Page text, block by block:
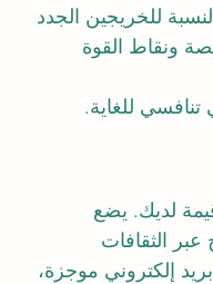
للخريجين الجدد
ونقاط القوة
للغاية.
لديك. يضع
الثقافات
إلكتروني موجزة،